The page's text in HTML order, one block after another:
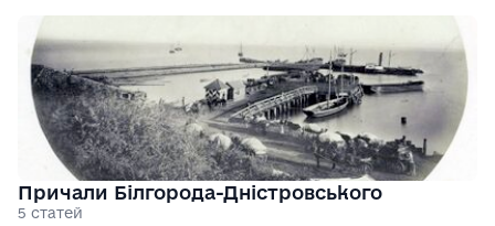
Причали Білгорода-Дністровського
5 статей